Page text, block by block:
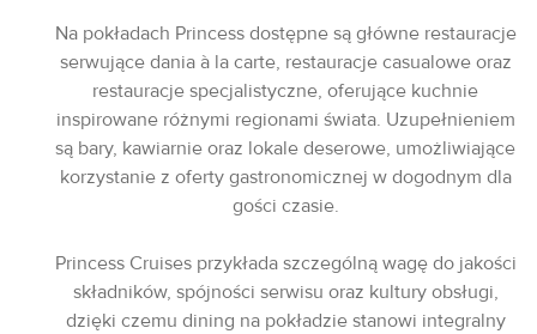
Na pokładach Princess dostępne są główne restauracje
serwujące dania à la carte, restauracje casualowe oraz
restauracje specjalistyczne, oferujące kuchnie
inspirowane różnymi regionami świata. Uzupełnieniem
są bary, kawiarnie oraz lokale deserowe, umożliwiające
korzystanie z oferty gastronomicznej w dogodnym dla
gości czasie.
Princess Cruises przykłada szczególną wagę do jakości
składników, spójności serwisu oraz kultury obsługi,
dzięki czemu dining na pokładzie stanowi integralny